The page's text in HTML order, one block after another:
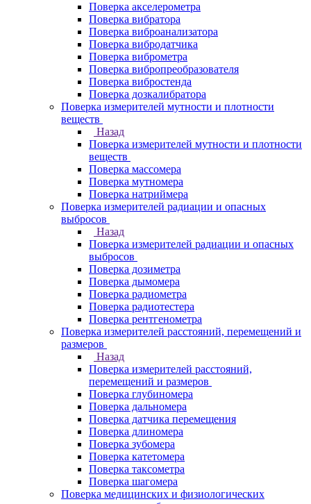
Поверка акселерометра
Поверка вибратора
Поверка виброанализатора
Поверка вибродатчика
Поверка виброметра
Поверка вибропреобразователя
Поверка вибростенда
Поверка дозкалибратора
Поверка измерителей мутности и плотности
веществ
Назад
Поверка измерителей мутности и плотности
веществ
Поверка массомера
Поверка мутномера
Поверка натриймера
Поверка измерителей радиации и опасных
выбросов
Назад
Поверка измерителей радиации и опасных
выбросов
Поверка дозиметра
Поверка дымомера
Поверка радиометра
Поверка радиотестера
Поверка рентгенометра
Поверка измерителей расстояний, перемещений и
размеров
Назад
Поверка измерителей расстояний,
перемещений и размеров
Поверка глубиномера
Поверка дальномера
Поверка датчика перемещения
Поверка длиномера
Поверка зубомера
Поверка катетомера
Поверка таксометра
Поверка шагомера
Поверка медицинских и физиологических